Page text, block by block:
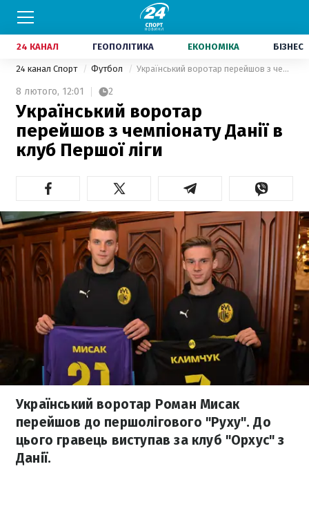
24 КАНАЛ ГЕОПОЛІТИКА ЕКОНОМІКА БІЗНЕС
24 канал Спорт Футбол Український воротар перейшов з чемпіонату Данії в клуб Першої ліги
8 лютого, 12:01 2
Український воротар
перейшов з чемпіонату Данії в
клуб Першої ліги
Український воротар Роман Мисак
перейшов до першолігового "Руху". До
цього гравець виступав за клуб "Орхус" з
Данії.